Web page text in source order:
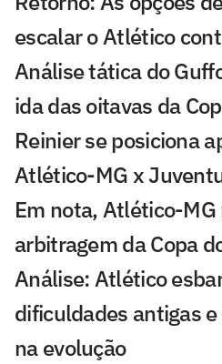
escalar o Atlético
Análise tática do
ida das oitavas da
Reinier se posiciona
Atlético-MG x
Em nota, Atlético-
arbitragem da Copa
Análise: Atlético
dificuldades antigas
na evolução